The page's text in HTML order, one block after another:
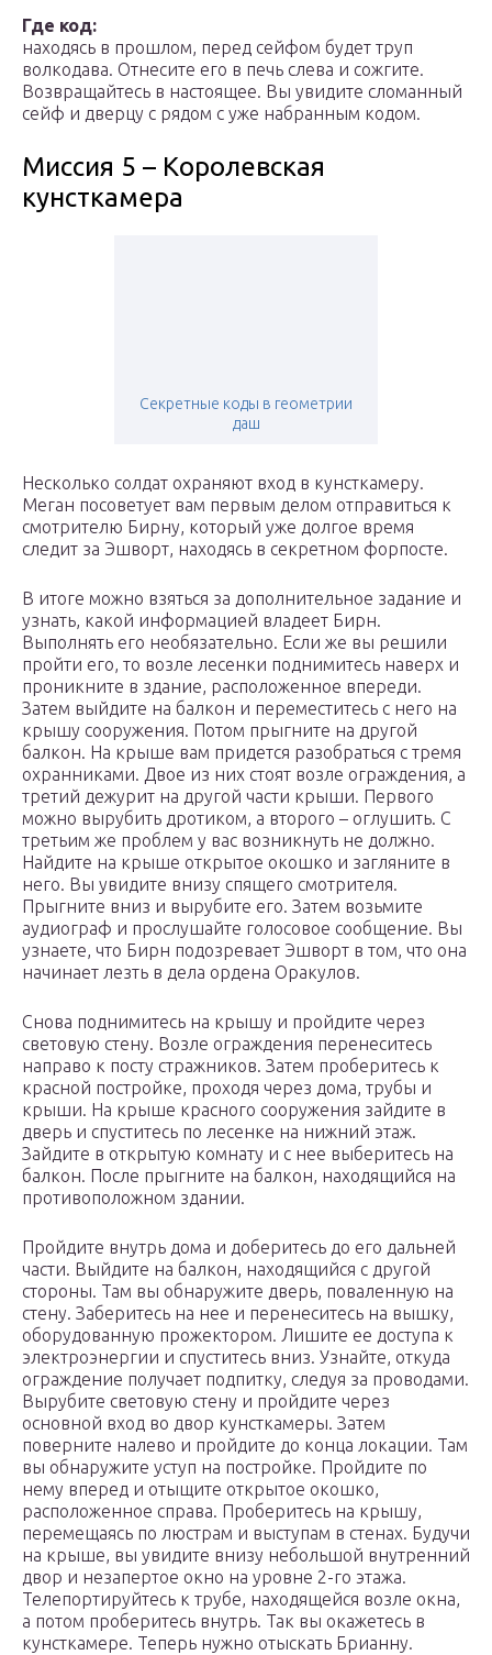
Где код:
находясь в прошлом, перед сейфом будет труп
волкодава. Отнесите его в печь слева и сожгите.
Возвращайтесь в настоящее. Вы увидите сломанный
сейф и дверцу с рядом с уже набранным кодом.
Миссия 5 – Королевская
кунсткамера
Секретные коды в геометрии
даш
Несколько солдат охраняют вход в кунсткамеру.
Меган посоветует вам первым делом отправиться к
смотрителю Бирну, который уже долгое время
следит за Эшворт, находясь в секретном форпосте.
В итоге можно взяться за дополнительное задание и
узнать, какой информацией владеет Бирн.
Выполнять его необязательно. Если же вы решили
пройти его, то возле лесенки поднимитесь наверх и
проникните в здание, расположенное впереди.
Затем выйдите на балкон и переместитесь с него на
крышу сооружения. Потом прыгните на другой
балкон. На крыше вам придется разобраться с тремя
охранниками. Двое из них стоят возле ограждения, а
третий дежурит на другой части крыши. Первого
можно вырубить дротиком, а второго – оглушить. С
третьим же проблем у вас возникнуть не должно.
Найдите на крыше открытое окошко и загляните в
него. Вы увидите внизу спящего смотрителя.
Прыгните вниз и вырубите его. Затем возьмите
аудиограф и прослушайте голосовое сообщение. Вы
узнаете, что Бирн подозревает Эшворт в том, что она
начинает лезть в дела ордена Оракулов.
Снова поднимитесь на крышу и пройдите через
световую стену. Возле ограждения перенеситесь
направо к посту стражников. Затем проберитесь к
красной постройке, проходя через дома, трубы и
крыши. На крыше красного сооружения зайдите в
дверь и спуститесь по лесенке на нижний этаж.
Зайдите в открытую комнату и с нее выберитесь на
балкон. После прыгните на балкон, находящийся на
противоположном здании.
Пройдите внутрь дома и доберитесь до его дальней
части. Выйдите на балкон, находящийся с другой
стороны. Там вы обнаружите дверь, поваленную на
стену. Заберитесь на нее и перенеситесь на вышку,
оборудованную прожектором. Лишите ее доступа к
электроэнергии и спуститесь вниз. Узнайте, откуда
ограждение получает подпитку, следуя за проводами.
Вырубите световую стену и пройдите через
основной вход во двор кунсткамеры. Затем
поверните налево и пройдите до конца локации. Там
вы обнаружите уступ на постройке. Пройдите по
нему вперед и отыщите открытое окошко,
расположенное справа. Проберитесь на крышу,
перемещаясь по люстрам и выступам в стенах. Будучи
на крыше, вы увидите внизу небольшой внутренний
двор и незапертое окно на уровне 2-го этажа.
Телепортируйтесь к трубе, находящейся возле окна,
а потом проберитесь внутрь. Так вы окажетесь в
кунсткамере. Теперь нужно отыскать Брианну.